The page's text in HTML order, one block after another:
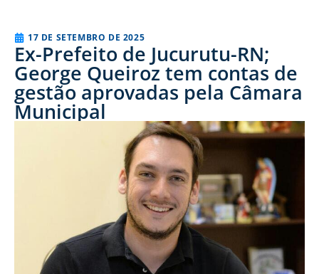
17 DE SETEMBRO DE 2025
Ex-Prefeito de Jucurutu-RN;
George Queiroz tem contas de
gestão aprovadas pela Câmara
Municipal